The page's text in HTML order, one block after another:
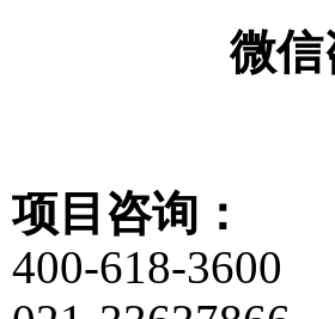
微信
项目咨询：
400-618-3600